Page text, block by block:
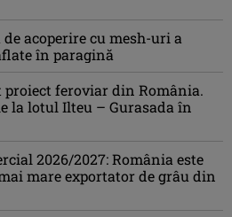
acoperire cu mesh-uri a
în paragină
proiect feroviar din România.
la lotul Ilteu – Gurasada în
2026/2027: România este
mare exportator de grâu din